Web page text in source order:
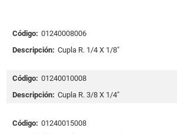
Código: 01240008006
Descripción: Cupla R. 1/4 X 1/8"
Código: 01240010008
Descripción: Cupla R. 3/8 X 1/4"
Código: 01240015008